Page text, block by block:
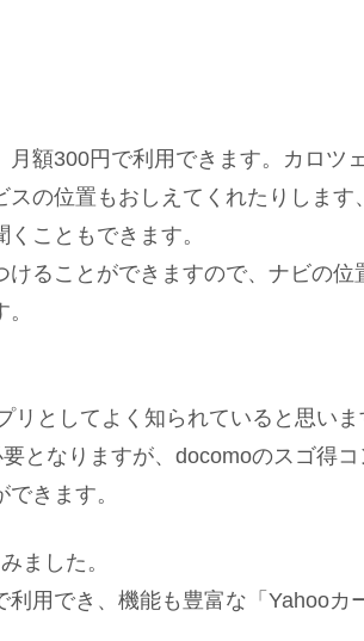
月額300円で利用できます。カロツ
スの位置もおしえてくれたりします
こともできます。
けることができますので、ナビの位
リとしてよく知られていると思いま
となりますが、docomoのスゴ得
きます。
ました。
用でき、機能も豊富な「Yahooカ